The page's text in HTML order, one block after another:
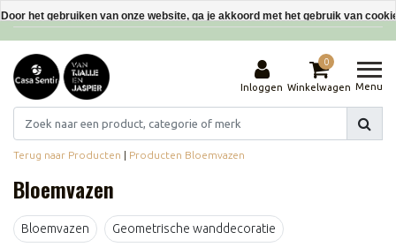
Interieurdecoraties van gerecyclede materialen
Inloggen
0
Winkelwagen Menu
Terug naar Producten | Producten Bloemvazen
Bloemvazen
Bloemvazen Geometrische wanddecoratie
Door het gebruiken van onze website, ga je akkoord met het gebruik van